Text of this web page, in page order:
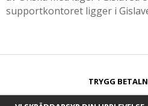
supportkontoret ligger i
TRYGG